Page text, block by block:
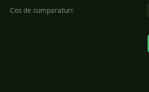
Cos de cumparaturi